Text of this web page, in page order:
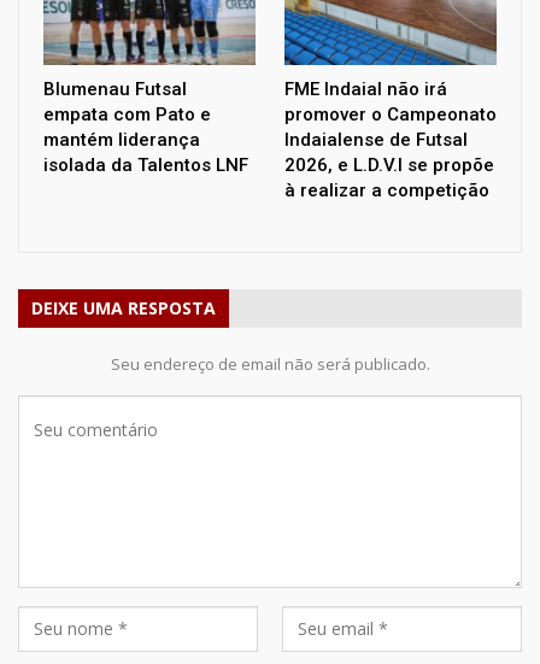
Blumenau Futsal
empata com Pato e
mantém liderança
isolada da Talentos LNF
FME Indaial não irá
promover o Campeonato
Indaialense de Futsal
2026, e L.D.V.I se propõe
à realizar a competição
DEIXE UMA RESPOSTA
Seu endereço de email não será publicado.